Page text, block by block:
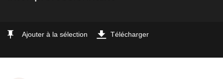
Ajouter à la sélection Télécharger